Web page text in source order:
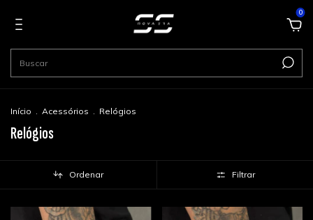
0
Início . Acessórios . Relógios
Relógios
Ordenar Filtrar